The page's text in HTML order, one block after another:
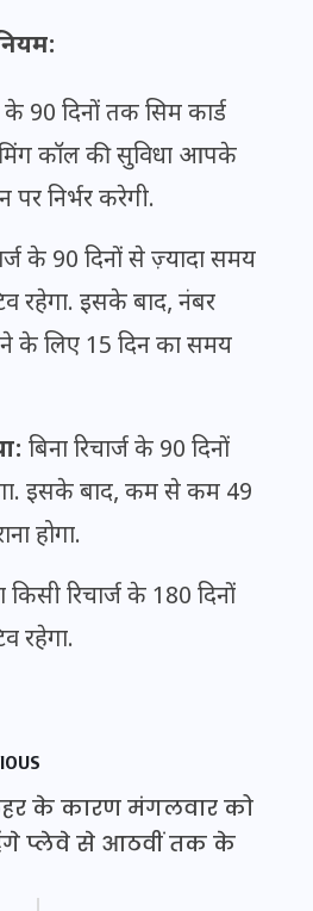
के 90 दिनों तक सिम कार्ड
कॉल की सुविधा आपके
पर निर्भर करेगी.
के 90 दिनों से ज़्यादा समय
रहेगा. इसके बाद, नंबर
के लिए 15 दिन का समय
बिना रिचार्ज के 90 दिनों
इसके बाद, कम से कम 49
होगा.
किसी रिचार्ज के 180 दिनों
रहेगा.
के कारण मंगलवार को
प्लेवे से आठवीं तक के